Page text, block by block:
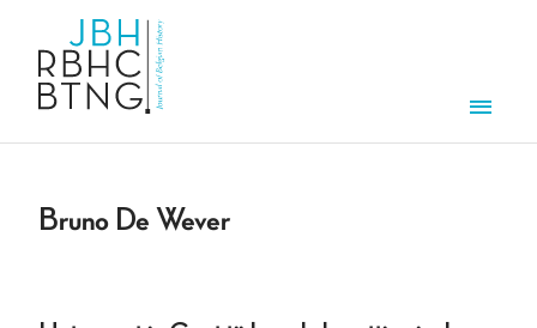
Bruno De Wever